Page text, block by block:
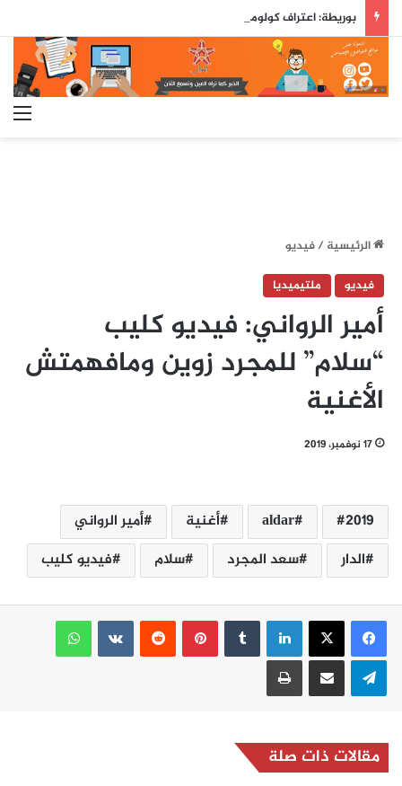
الرئيسية/فيديو
فيديو
ملتيميديا
أمير الرواني: فيديو كليب
“سلام” للمجرد زوين ومافهمتش
الأغنية
17 نوفمبر، 2019
2019
aldar أغنية
أمير الرواني
الدار
سعد المجرد سلام فيديو كليب
لينكدإن بينتيريست
واتساب
تيلقرام مشاركة عبر البريد طباعة
مقالات ذات صلة